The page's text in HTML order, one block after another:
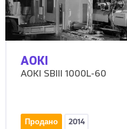
AOKI
AOKI SBIII 1000L-60
Продано 2014